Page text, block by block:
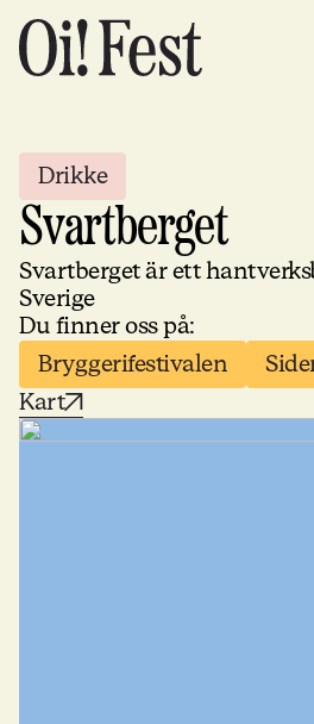
Drikke
Svartberget
Svartberget är ett
Sverige
Du finner oss på:
Bryggerifestivalen
Kart